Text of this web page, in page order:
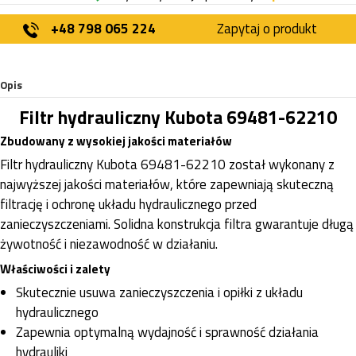
+48 798 065 224
Zapytaj o produkt
Opis
Filtr hydrauliczny Kubota 69481-62210
Zbudowany z wysokiej jakości materiałów
Filtr hydrauliczny Kubota 69481-62210 został wykonany z
najwyższej jakości materiałów, które zapewniają skuteczną
filtrację i ochronę układu hydraulicznego przed
zanieczyszczeniami. Solidna konstrukcja filtra gwarantuje długą
żywotność i niezawodność w działaniu.
Właściwości i zalety
Skutecznie usuwa zanieczyszczenia i opiłki z układu
hydraulicznego
Zapewnia optymalną wydajność i sprawność działania
hydrauliki